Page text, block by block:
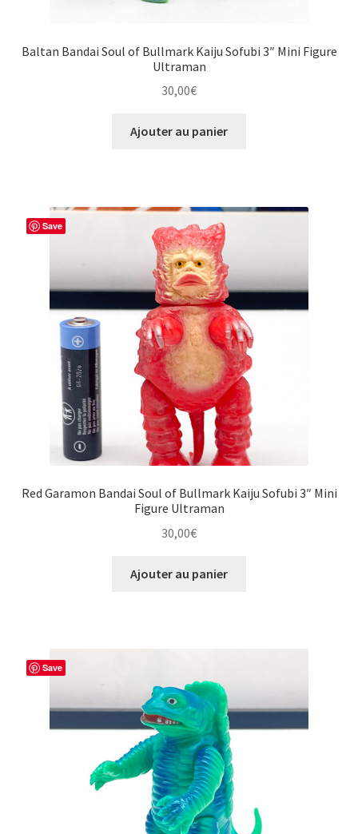
Baltan Bandai Soul of Bullmark Kaiju Sofubi 3″ Mini Figure
Ultraman
30,00€
Ajouter au panier
Save
Red Garamon Bandai Soul of Bullmark Kaiju Sofubi 3″ Mini
Figure Ultraman
30,00€
Ajouter au panier
Save